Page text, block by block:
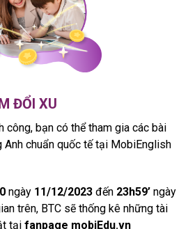
ĐỔI XU
công, bạn có thể tham gia các bài
Anh chuẩn quốc tế tại MobiEnglish
ngày 11/12/2023 đến 23h59’ ngày
trên, BTC sẽ thống kê những tài
tại fanpage mobiEdu.vn